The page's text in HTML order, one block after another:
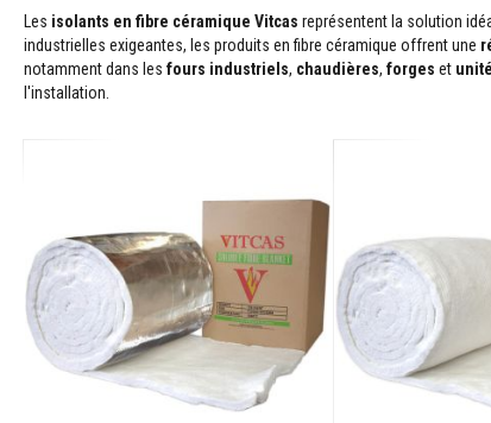
ciments
Mastics
scellants
joints
carrelage
Nettoyants
Les isolants en fibre céramique Vitcas représentent la solution
industrielles exigeantes, les produits en fibre céramique offrent une
notamment dans les fours industriels, chaudières, forges et
l'installation.